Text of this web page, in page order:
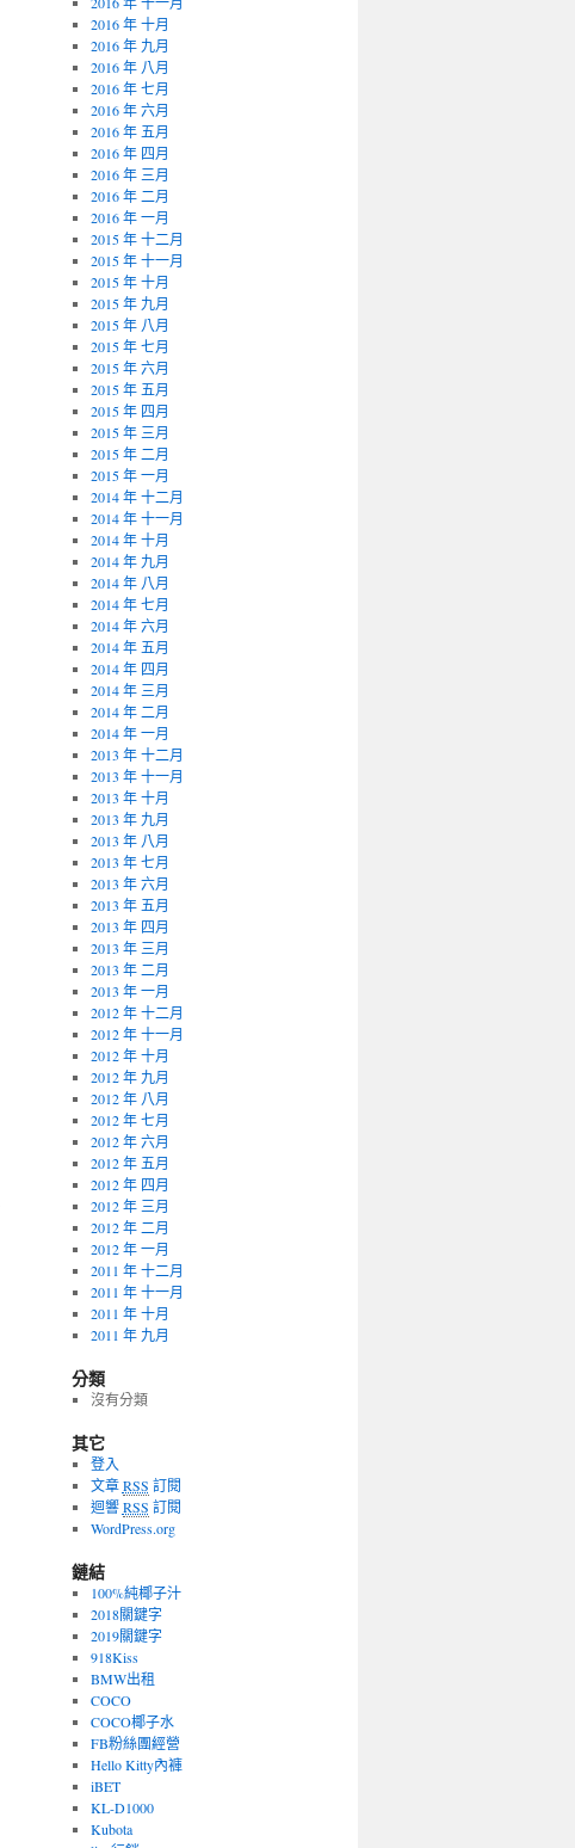
2016 年 十月
2016 年 九月
2016 年 八月
2016 年 七月
2016 年 六月
2016 年 五月
2016 年 四月
2016 年 三月
2016 年 二月
2016 年 一月
2015 年 十二月
2015 年 十一月
2015 年 十月
2015 年 九月
2015 年 八月
2015 年 七月
2015 年 六月
2015 年 五月
2015 年 四月
2015 年 三月
2015 年 二月
2015 年 一月
2014 年 十二月
2014 年 十一月
2014 年 十月
2014 年 九月
2014 年 八月
2014 年 七月
2014 年 六月
2014 年 五月
2014 年 四月
2014 年 三月
2014 年 二月
2014 年 一月
2013 年 十二月
2013 年 十一月
2013 年 十月
2013 年 九月
2013 年 八月
2013 年 七月
2013 年 六月
2013 年 五月
2013 年 四月
2013 年 三月
2013 年 二月
2013 年 一月
2012 年 十二月
2012 年 十一月
2012 年 十月
2012 年 九月
2012 年 八月
2012 年 七月
2012 年 六月
2012 年 五月
2012 年 四月
2012 年 三月
2012 年 二月
2012 年 一月
2011 年 十二月
2011 年 十一月
2011 年 十月
2011 年 九月
分類
沒有分類
其它
登入
文章RSS 訂閱
迴響RSS 訂閱
WordPress.org
鏈結
100%純椰子汁
2018關鍵字
2019關鍵字
918Kiss
BMW出租
COCO
COCO椰子水
FB粉絲團經營
Hello Kitty內褲
iBET
KL-D1000
Kubota